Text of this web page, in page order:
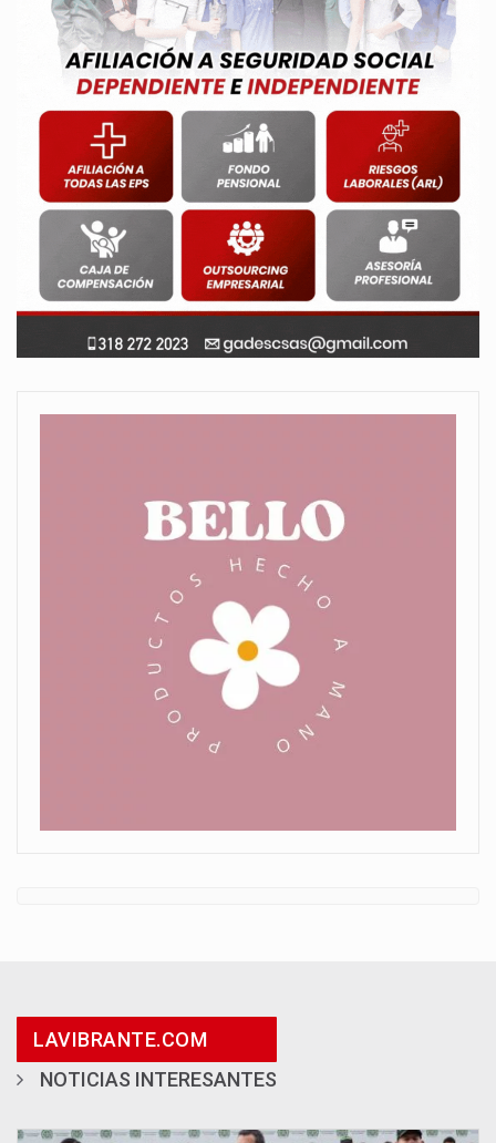
LAVIBRANTE.COM
NOTICIAS INTERESANTES